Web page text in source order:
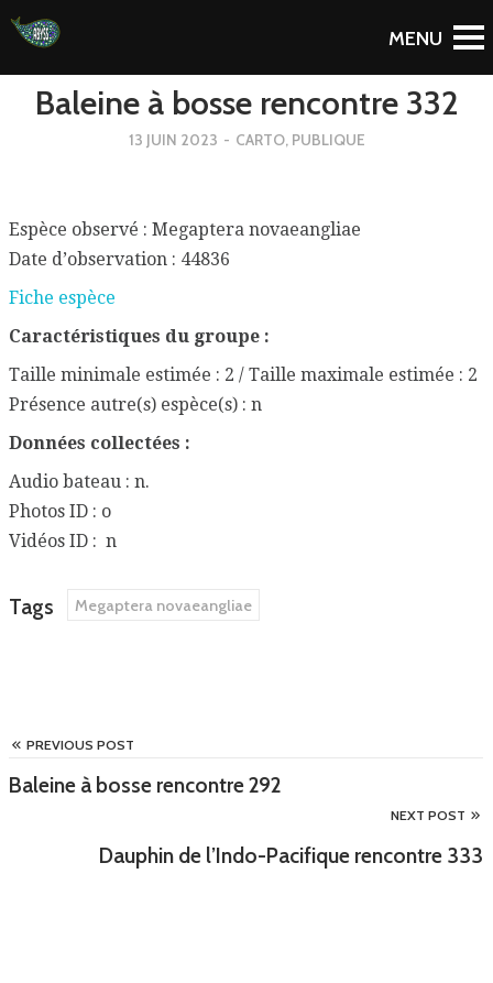
To Blog
Baleine à bosse rencontre 332
13 JUIN 2023 - CARTO, PUBLIQUE
Espèce observé : Megaptera novaeangliae
Date d’observation : 44836
Fiche espèce
Caractéristiques du groupe :
Taille minimale estimée : 2 / Taille maximale estimée : 2
Présence autre(s) espèce(s) : n
Données collectées :
Audio bateau : n.
Photos ID : o
Vidéos ID : n
Tags Megaptera novaeangliae
PREVIOUS POST
Baleine à bosse rencontre 292
NEXT POST
Dauphin de l’Indo-Pacifique rencontre 333